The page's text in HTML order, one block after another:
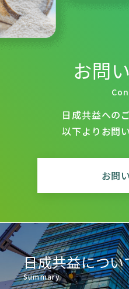
お問
日成共益への
以下よりお問
お問
日成共益につい
Summary